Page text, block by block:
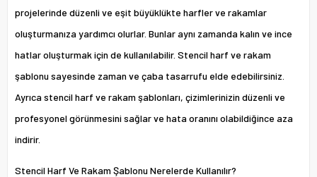
projelerinde düzenli ve eşit büyüklükte harfler ve rakamlar
oluşturmanıza yardımcı olurlar. Bunlar aynı zamanda kalın ve ince
hatlar oluşturmak için de kullanılabilir. Stencil harf ve rakam
şablonu sayesinde zaman ve çaba tasarrufu elde edebilirsiniz.
Ayrıca stencil harf ve rakam şablonları, çizimlerinizin düzenli ve
profesyonel görünmesini sağlar ve hata oranını olabildiğince aza
indirir.
Stencil Harf Ve Rakam Şablonu Nerelerde Kullanılır?